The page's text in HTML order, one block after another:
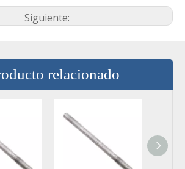
Siguiente:
relacionado